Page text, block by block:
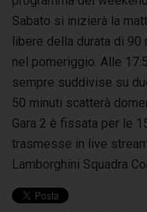
Sabato si inizierà la
libere della durata di 90
nel pomeriggio. Alle
sempre suddivise su
50 minuti scatterà
Gara 2 è fissata per le
trasmesse in live
Lamborghini Squadra